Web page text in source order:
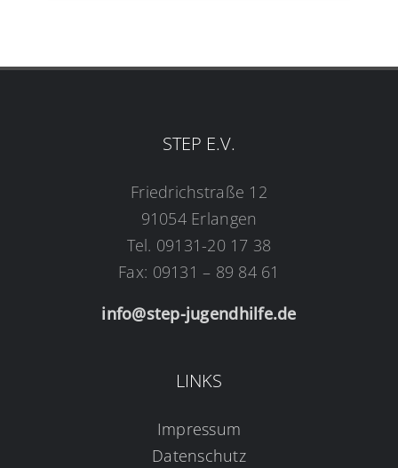
STEP E.V.
Friedrichstraße 12
91054 Erlangen
Tel. 09131-20 17 38
Fax: 09131 – 89 84 61
info@step-jugendhilfe.de
LINKS
Impressum
Datenschutz